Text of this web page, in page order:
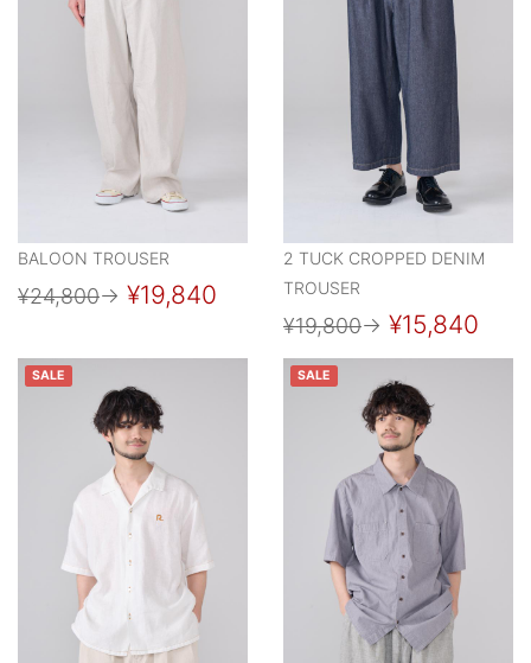
BALOON TROUSER
¥24,800→ ¥19,840
2 TUCK CROPPED DENIM
TROUSER
¥19,800→ ¥15,840
SALE SALE